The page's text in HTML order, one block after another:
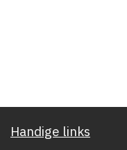
Handige links